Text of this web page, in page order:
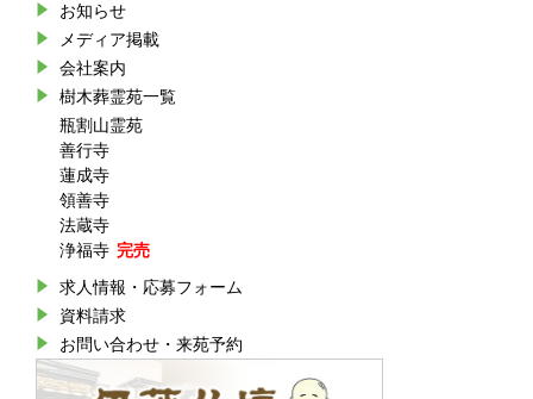
お知らせ
メディア掲載
会社案内
樹木葬霊苑一覧
瓶割山霊苑
善行寺
蓮成寺
領善寺
法蔵寺
浄福寺
求人情報・応募フォーム
資料請求
お問い合わせ・来苑予約